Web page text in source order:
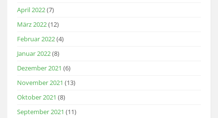
April 2022(7)
März 2022(12)
Februar 2022(4)
Januar 2022(8)
Dezember 2021 (6)
November 2021 (13)
Oktober 2021 (8)
September 2021 (11)